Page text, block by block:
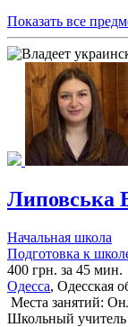
Показать все
Липовська
Начальная школа
Подготовка к
400 грн. за 45 мин.
Одесса, Одесская
Места занятий:
Школьный учитель